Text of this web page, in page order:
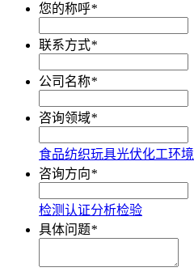
您的称呼*
联系方式*
公司名称*
咨询领域*
食品纺织玩具光伏化工环境
咨询方向*
检测认证分析检验
具体问题*